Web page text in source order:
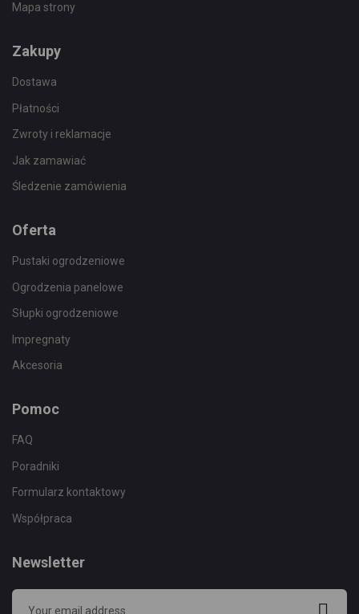
Mapa strony
Zakupy
Dostawa
Płatności
Zwroty i reklamacje
Jak zamawiać
Śledzenie zamówienia
Oferta
Pustaki ogrodzeniowe
Ogrodzenia panelowe
Słupki ogrodzeniowe
Impregnaty
Akcesoria
Pomoc
FAQ
Poradniki
Formularz kontaktowy
Współpraca
Newsletter